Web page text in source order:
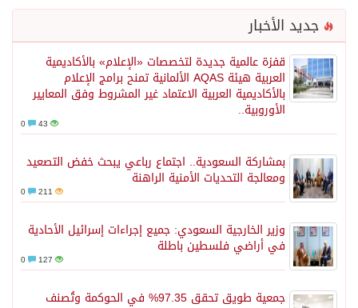
جديد الأخبار
قفزة عالمية جديدة لتخصصات «الإعلام» بالأكاديمية
العربية هيئة AQAS الألمانية تمنح برامج الإعلام
بالأكاديمية العربية الاعتماد غير المشروط وفق المعايير
الأوروبية..
43
بمشاركة السعودية.. اجتماع رباعي يبحث خفض التصعيد
ومعالجة التحديات الأمنية الراهنة
211
وزير الخارجية السعودي: جميع إجراءات إسرائيل الأحادية
في أراضي فلسطين باطلة
127
جمعية طويق تحقق 97.35% في الحوكمة وتُصنف